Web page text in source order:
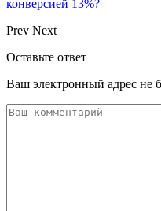
конверсией 13%?
Prev Next
Оставьте ответ
Ваш электронный адрес не